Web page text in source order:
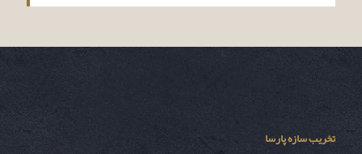
تخریب سازه پارسا